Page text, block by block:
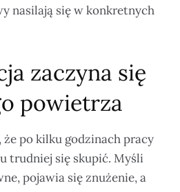
nasilają się w konkretnych
zaczyna się
powietrza
że po kilku godzinach pracy
trudniej się skupić. Myśli
pojawia się znużenie, a